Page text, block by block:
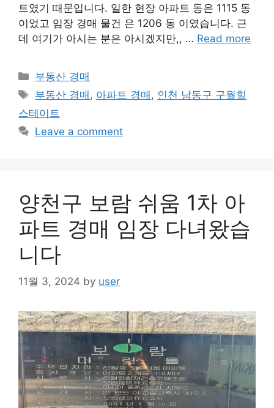
트였기 때문입니다. 일한 현장 아파트 동은 1115 동
이었고 임장 경매 물건 은 1206 동 이였습니다. 근
데 여기가 아시는 분은 아시겠지만,, … Read more
Categories
부동산 경매
Tags
부동산 경매 , 아파트 경매 , 인천 남동구 구월힐
스테이트
Leave a comment
양천구 보람 쉬움 1차 아
파트 경매 임장 다녀왔습
니다
11월 3, 2024 by user